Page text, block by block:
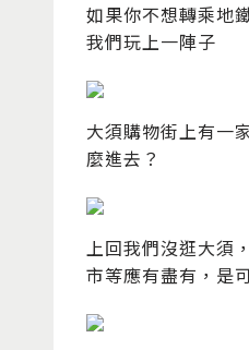
如果你不想轉乘地
我們玩上一陣子
大須購物街上有一
麼進去？
上回我們沒逛大須
市等應有盡有，是